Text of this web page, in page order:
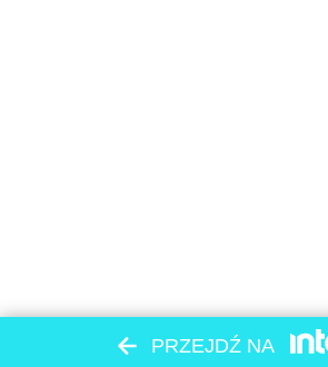
PRZEJDŹ NA